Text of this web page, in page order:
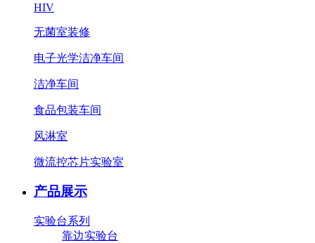
HIV
无菌室装修
电子光学洁净车间
洁净车间
食品包装车间
风淋室
微流控芯片实验室
产品展示
实验台系列
靠边实验台